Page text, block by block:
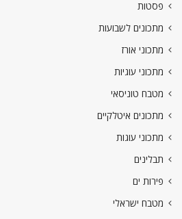
פסטות
מתכונים לשבועות
מתכוני אורז
מתכוני עוגיות
מטבח טוניסאי
מתכונים איטלקיים
מתכוני עוגות
תבלינים
פירות ים
מטבח ישראלי